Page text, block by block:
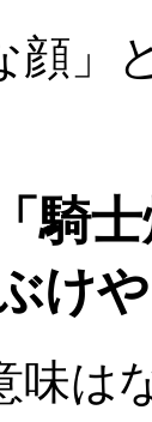
顔」
騎
けや
は